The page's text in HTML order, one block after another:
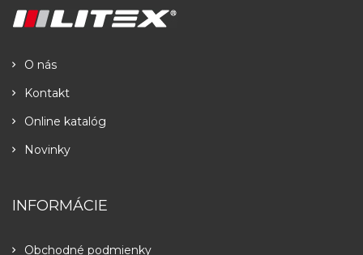
O nás
Kontakt
Online katalóg
Novinky
INFORMÁCIE
Obchodné podmienky